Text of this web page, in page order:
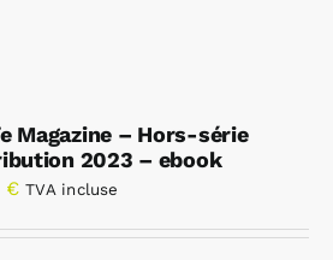
Magazine – Hors-série
2023 – ebook
€ TVA incluse